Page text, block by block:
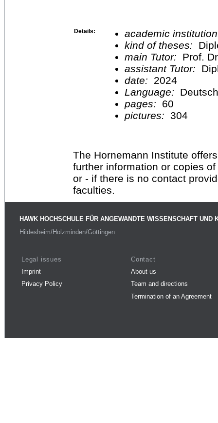
Details:
academic
kind of theses:
main Tutor:
Prof.
assistant Tutor:
date:
2024
Language: Deutsch
pages:
60
pictures: 304
The Hornemann Institute
further information or copies
or - if there is no contact
faculties.
HAWK HOCHSCHULE FÜR ANGEWANDTE WISSENSCHAFT UND
Hildesheim/Holzminden/Göttingen
Legal issues
Imprint
Privacy Policy
Contact
About us
Team and directions
Termination of an Agreement